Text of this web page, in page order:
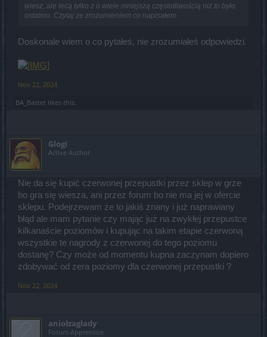
wiesz, ale lecą tylko z o wiele mniejszą częstotliwością niż to było
ostatnio. Czytaj ze zrozumieniem co napisałem.
Doskonale wiem o co pytałeś, nie zrozumiałeś odpowiedzi.
Nov 22, 2024
BA_Bastet likes this.
Glogi
Active Author
Nie da się kupić czerwonej przepustki przez sklep w grze
bo gra się wiesza, ani przez forum bo nie ma jej w ofercie
sklepu. Podejrzewam że to jakiś znany i już naprawiany
błąd ale mam pytanie czy mając już na zwykłej przepustce
kilkanaście poziomów i kupując na takim etapie czerwoną
wszystkie te nagrody z czerwonej do tego poziomu
dostanę? Czy może od momentu kupna zaczynam dopiero
zdobywać od zera poziomy dla czerwonej przepustki ?
Nov 22, 2024
aniołzagłady
Forum Apprentice